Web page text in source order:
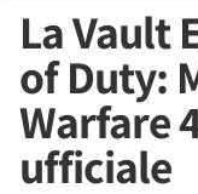
La Vault
of Duty:
Warfare
ufficiale